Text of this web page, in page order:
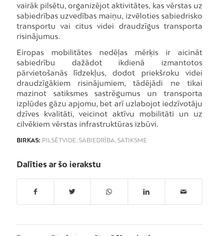
vairāk pilsētu, organizējot aktivitātes, kas vērstas uz
sabiedrības uzvedības maiņu, izvēloties sabiedrisko
transportu vai citus videi draudzīgus transporta
risinājumus.
Eiropas mobilitātes nedēļas mērķis ir aicināt
sabiedrību dažādot ikdienā izmantotos
pārvietošanās līdzekļus, dodot priekšroku videi
draudzīgākiem risinājumiem, tādējādi ne tikai
mazinot satiksmes sastrēgumus un transporta
izplūdes gāzu apjomu, bet arī uzlabojot iedzīvotāju
dzīves kvalitāti, veicinot aktīvu mobilitāti un uz
cilvēkiem vērstas infrastruktūras izbūvi.
BIRKAS: PILSĒTVIDE, SABIEDRĪBA, SATIKSME
Dalīties ar šo ierakstu